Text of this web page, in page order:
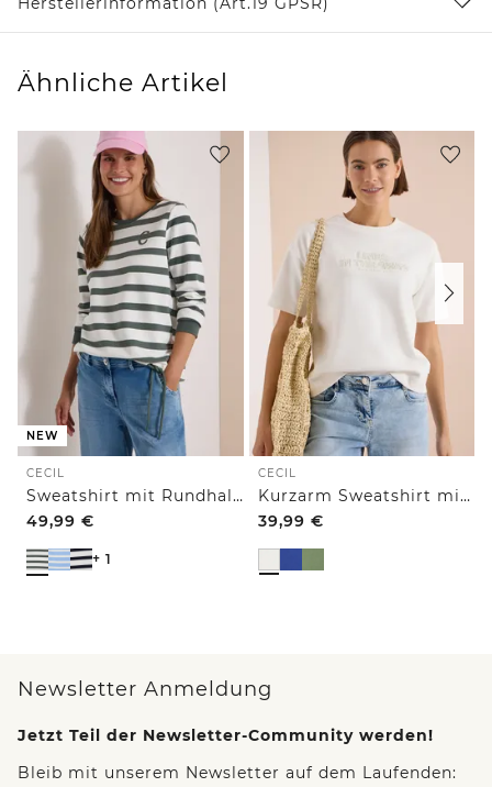
Ähnliche Artikel
NEW
CECIL
Sweatshirt mit Rundhals und Tunnelzug
49,99 €
+ 1
CECIL
Kurzarm Sweatshirt mit Embroidery
39,99 €
Newsletter Anmeldung
Jetzt Teil der Newsletter-Community werden!
Bleib mit unserem Newsletter auf dem Laufenden: